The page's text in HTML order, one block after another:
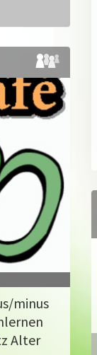
minus
Alter